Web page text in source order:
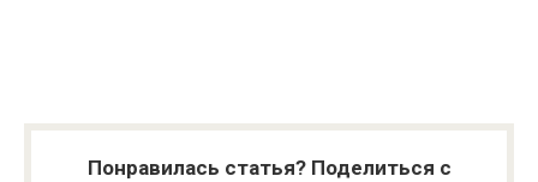
Понравилась статья? Поделиться с